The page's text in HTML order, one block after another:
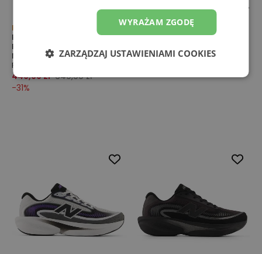
Promocja
Buty męskie New Balance
Fresh Foam Ellipse v1 Breathe
MELPS6QR – różowe
Fresh Foam x Ellipse
449,99 zł 649,99 zł
-31%
Buty męskie New Balance
Fresh Foam Ellipse v1
Fresh Foam x Ellipse
WYRAŻAM ZGODĘ
ZARZĄDZAJ USTAWIENIAMI COOKIES